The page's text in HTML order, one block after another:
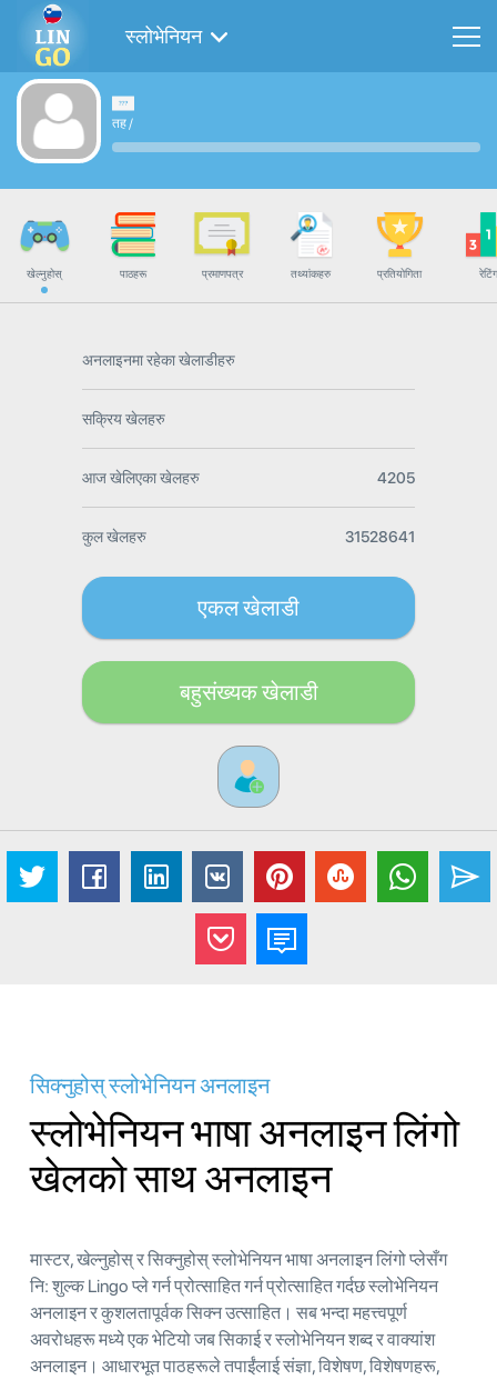
स्लोभेनियन
तह/
खेल्नुहोस् पाठहरू प्रमाणपत्र तथ्यांकहरु प्रतियोगिता रेटिंग
अनलाइनमा रहेका खेलाडीहरु
सक्रिय खेलहरु
आज खेलिएका खेलहरु 4205
कुल खेलहरु 31528641
एकल खेलाडी
बहुसंख्यक खेलाडी
सिक्नुहोस् स्लोभेनियन अनलाइन
स्लोभेनियन भाषा अनलाइन लिंगो
खेलको साथ अनलाइन
मास्टर, खेल्नुहोस् र सिक्नुहोस् स्लोभेनियन भाषा अनलाइन लिंगो प्लेसँग
नि: शुल्क Lingo प्ले गर्न प्रोत्साहित गर्न प्रोत्साहित गर्दछ स्लोभेनियन
अनलाइन र कुशलतापूर्वक सिक्न उत्साहित। सब भन्दा महत्त्वपूर्ण
अवरोधहरू मध्ये एक भेटियो जब सिकाई र स्लोभेनियन शब्द र वाक्यांश
अनलाइन। आधारभूत पाठहरूले तपाईंलाई संज्ञा, विशेषण, विशेषणहरू,